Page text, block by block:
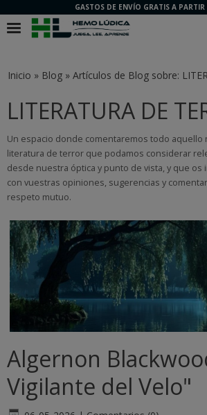
GASTOS DE ENVÍO GRATIS A PARTIR
Inicio » Blog » Artículos de Blog sobre:
LITERATURA DE
Un espacio donde comentaremos todo aquello
literatura de terror que podamos considerar
desde nuestra óptica y punto de vista, y que os
con vuestras opiniones, sugerencias y
respeto mutuo.
Algernon
Vigilante del Velo"